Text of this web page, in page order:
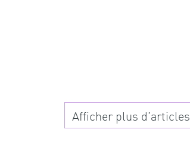
Afficher plus d’articles